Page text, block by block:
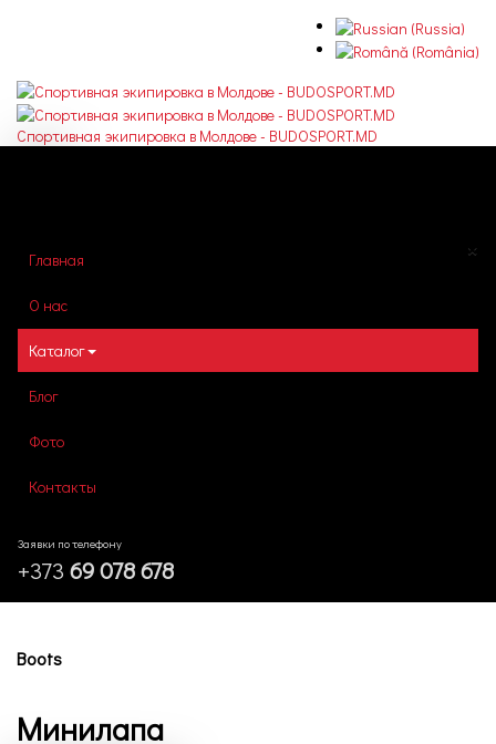
Спортивная экипировка в Молдове - BUDOSPORT.MD
×
Главная
О нас
Каталог
Блог
Фото
Контакты
Заявки по телефону
+373 69 078 678
Boots
Минилапа